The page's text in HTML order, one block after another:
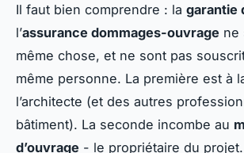
Il faut bien comprendre : la garantie
l’assurance dommages-ouvrage ne
même chose, et ne sont pas
même personne. La première est à
l’architecte (et des autres
bâtiment). La seconde incombe au
d’ouvrage - le propriétaire du projet.